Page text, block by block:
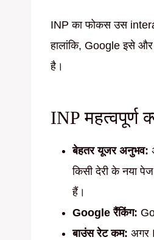
INP का फोकस उस
हालांकि, Google इसे और
है।
INP महत्वपूर्ण
बेहतर यूजर अनुभव:
किसी देरी के नया
हैं।
Google रैंकिंग:
बाउंस रेट कम: अगर